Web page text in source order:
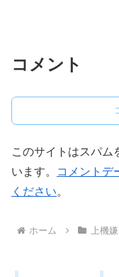
コメント
このサイトはスパム
います。
コメントデ
ください。
ホーム 上機